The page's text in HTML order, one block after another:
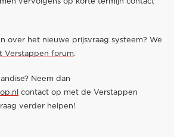
over het nieuwe prijsvraag systeem? We
Verstappen forum.
Neem dan
contact op met de Verstappen
verder helpen!